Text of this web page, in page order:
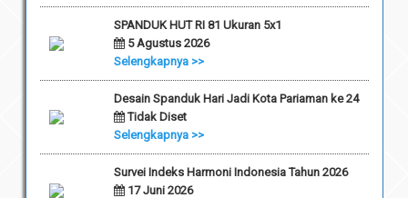
SPANDUK HUT RI 81 Ukuran 5x1
5 Agustus 2026
Selengkapnya >>
Desain Spanduk Hari Jadi Kota Pariaman ke 24
Tidak Diset
Selengkapnya >>
Survei Indeks Harmoni Indonesia Tahun 2026
17 Juni 2026